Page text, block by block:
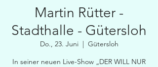
Martin Rütter -
Stadthalle - Gütersloh
Do., 23. Juni
  |
Gütersloh
In seiner neuen Live-Show „DER WILL NUR